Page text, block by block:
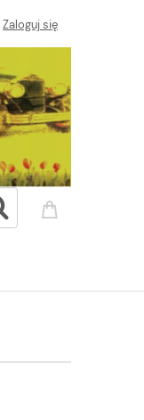
Zaloguj się